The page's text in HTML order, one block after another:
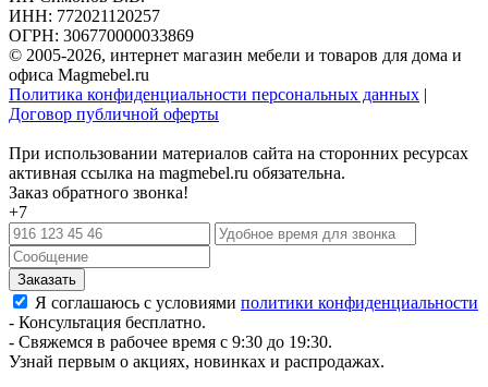
ИНН: 772021120257
ОГРН: 306770000033869
© 2005-2026, интернет магазин мебели и товаров для дома и
офиса Magmebel.ru
Политика конфиденциальности персональных данных |
Договор публичной оферты
При использовании материалов сайта на сторонних ресурсах
активная ссылка на magmebel.ru обязательна.
Заказ обратного звонка!
+7
Я соглашаюсь с условиями политики конфиденциальности
- Консультация бесплатно.
- Свяжемся в рабочее время с 9:30 до 19:30.
Узнай первым о акциях, новинках и распродажах.